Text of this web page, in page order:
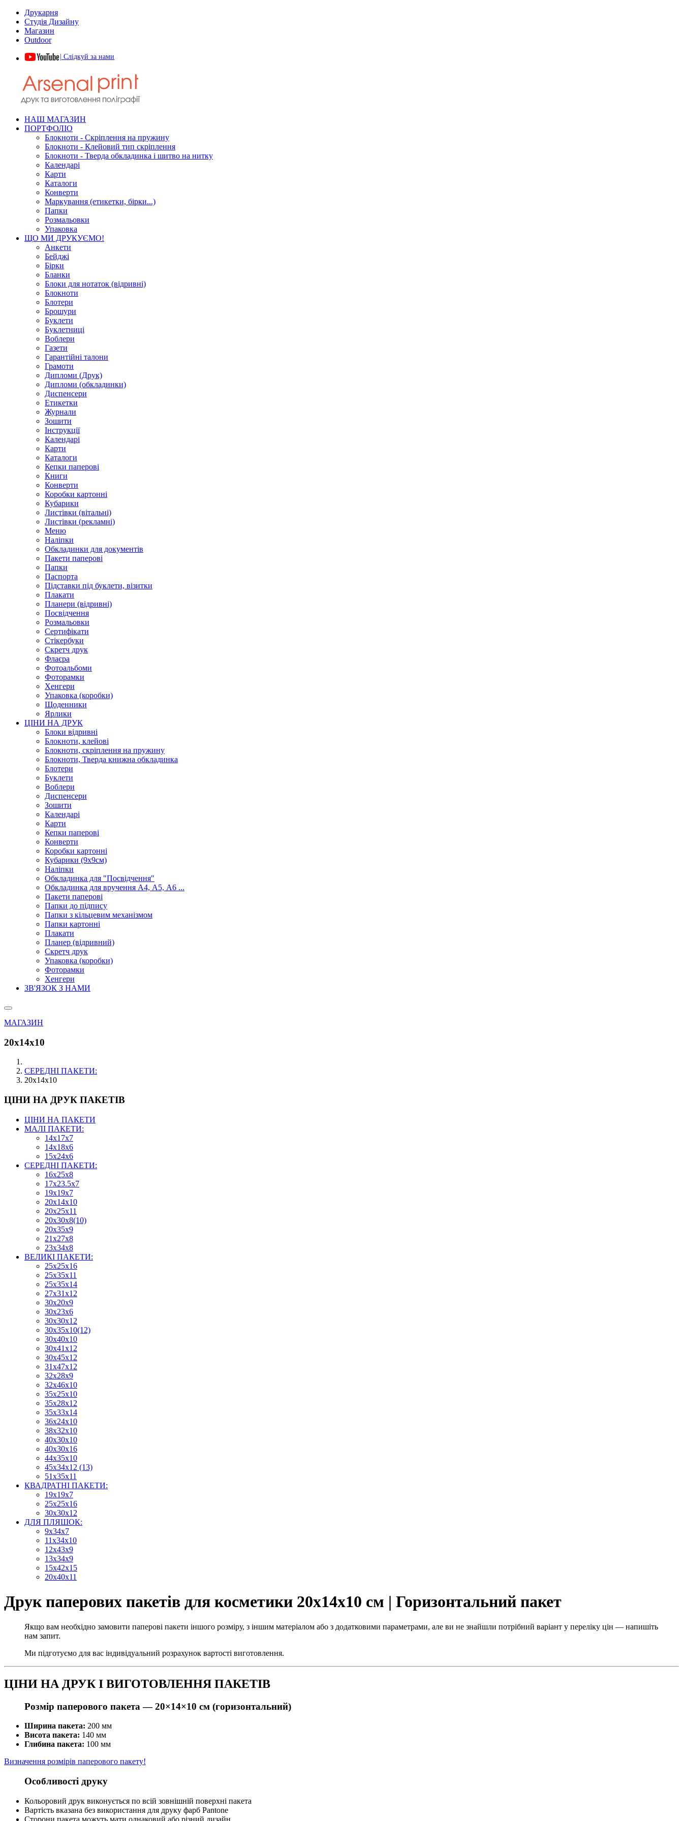
Друкарня
Студія Дизайну
Магазин
Outdoor
| Слідкуй за нами
НАШ МАГАЗИН
ПОРТФОЛІО
Блокноти - Скріплення на пружину
Блокноти - Клейовий тип скріплення
Блокноти - Тверда обкладинка і шитво на нитку
Календарі
Карти
Каталоги
Конверти
Маркування (етикетки, бірки...)
Папки
Розмальовки
Упаковка
ЩО МИ ДРУКУЄМО!
Анкети
Бейджі
Бірки
Бланки
Блоки для нотаток (відривні)
Блокноти
Блотери
Брошури
Буклети
Буклетниці
Воблери
Газети
Гарантійні талони
Грамоти
Дипломи (Друк)
Дипломи (обкладинки)
Диспенсери
Етикетки
Журнали
Зошити
Інструкції
Календарі
Карти
Каталоги
Кепки паперові
Книги
Конверти
Коробки картонні
Кубарики
Листівки (вітальні)
Листівки (рекламні)
Меню
Наліпки
Обкладинки для документів
Пакети паперові
Папки
Паспорта
Підставки під буклети, візитки
Плакати
Планери (відривні)
Посвідчення
Розмальовки
Сертифікати
Стікербуки
Скретч друк
Флаєра
Фотоальбоми
Фоторамки
Хенгери
Упаковка (коробки)
Щоденники
Ярлики
ЦІНИ НА ДРУК
Блоки відривні
Блокноти, клейові
Блокноти, скріплення на пружину
Блокноти, Тверда книжна обкладинка
Блотери
Буклети
Воблери
Диспенсери
Зошити
Календарі
Карти
Кепки паперові
Конверти
Коробки картонні
Кубарики (9х9см)
Наліпки
Обкладинка для "Посвідчення"
Обкладинка для вручення А4, А5, А6 ...
Пакети паперові
Папки до підпису
Папки з кільцевим механізмом
Папки картонні
Плакати
Планер (відривний)
Скретч друк
Упаковка (коробки)
Фоторамки
Хенгери
ЗВ'ЯЗОК З НАМИ
МАГАЗИН
20х14х10
СЕРЕДНІ ПАКЕТИ:
20х14х10
ЦІНИ НА ДРУК ПАКЕТІВ
ЦІНИ НА ПАКЕТИ
МАЛІ ПАКЕТИ:
14х17х7
14х18х6
15х24х6
СЕРЕДНІ ПАКЕТИ:
16х25х8
17х23.5х7
19х19х7
20х14х10
20х25х11
20х30х8(10)
20х35х9
21х27х8
23х34х8
ВЕЛИКІ ПАКЕТИ:
25х25х16
25х35х11
25х35х14
27х31х12
30х20х9
30х23х6
30х30х12
30х35х10(12)
30х40х10
30х41х12
30х45х12
31х47х12
32х28х9
32х46х10
35х25х10
35х28х12
35х33х14
36х24х10
38х32х10
40х30х10
40х30х16
44х35х10
45х34х12 (13)
51х35х11
КВАДРАТНІ ПАКЕТИ:
19х19х7
25х25х16
30х30х12
ДЛЯ ПЛЯШОК:
9х34х7
11х34х10
12х43х9
13х34х9
15х42х15
20х40х11
Друк паперових пакетів для косметики 20х14х10 см | Горизонтальний пакет
Якщо вам необхідно замовити паперові пакети іншого розміру, з іншим матеріалом або з додатковими параметрами, але ви не знайшли потрібний варіант у переліку цін — напишіть
нам запит.
Ми підготуємо для вас індивідуальний розрахунок вартості виготовлення.
ЦІНИ НА ДРУК І ВИГОТОВЛЕННЯ ПАКЕТІВ
Розмір паперового пакета —20×14×10 см (горизонтальний)
Ширина пакета: 200 мм
Висота пакета: 140 мм
Глибина пакета: 100 мм
Визначення розмірів паперового пакету!
Особливості друку
Кольоровий друк виконується по всій зовнішній поверхні пакета
Вартість вказана без використання для друку фарб Pantone
Сторони пакета можуть мати однаковий або різний дизайн